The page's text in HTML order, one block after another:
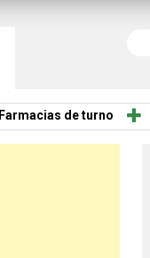
Farmacias de turno